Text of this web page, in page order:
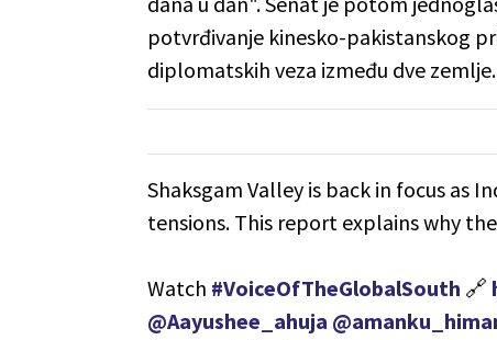
potvrđivanje kinesko-pakistanskog
diplomatskih veza između dve zemlje.
Shaksgam Valley is back in focus as
tensions. This report explains why
Watch #VoiceOfTheGlobalSouth 🔗
@Aayushee_ahuja